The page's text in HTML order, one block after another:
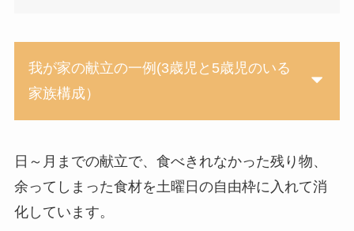
我が家の献立の一例(3歳児と5歳児のいる
家族構成）
日～月までの献立で、食べきれなかった残り物、
余ってしまった食材を土曜日の自由枠に入れて消
化しています。